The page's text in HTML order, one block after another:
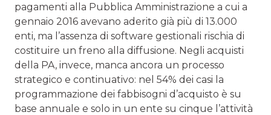
pagamenti alla Pubblica Amministrazione a cui a
gennaio 2016 avevano aderito già più di 13.000
enti, ma l’assenza di software gestionali rischia di
costituire un freno alla diffusione. Negli acquisti
della PA, invece, manca ancora un processo
strategico e continuativo: nel 54% dei casi la
programmazione dei fabbisogni d’acquisto è su
base annuale e solo in un ente su cinque l’attività